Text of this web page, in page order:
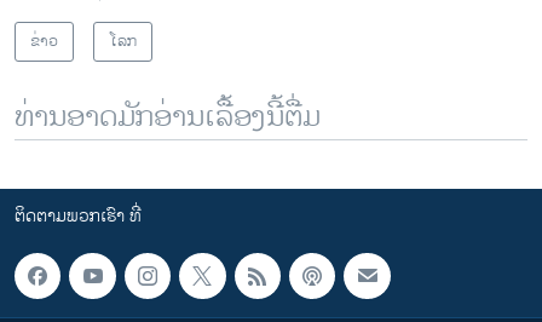
ຂ່າວ
ໂລກ
ທ່ານອາດມັກອ່ານເລື້ອງນີ້ຕື່ມ
ຕິດຕາມພວກເຮົາ ທີ່